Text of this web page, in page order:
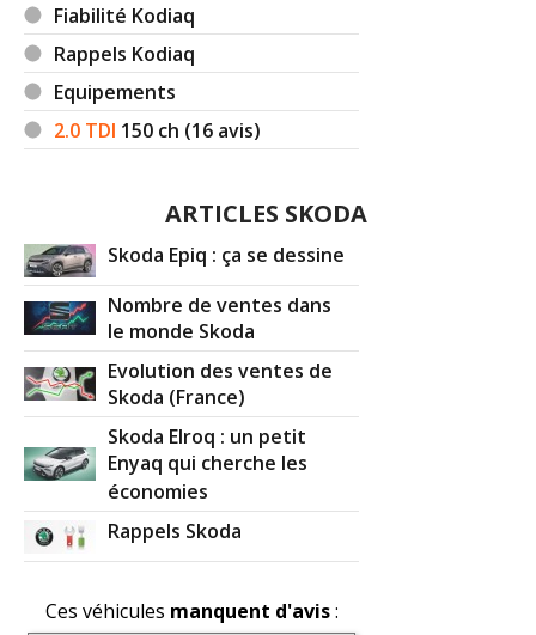
Fiabilité Kodiaq
Rappels Kodiaq
Equipements
2.0 TDI 150 ch (16 avis)
ARTICLES SKODA
Skoda Epiq : ça se dessine
Nombre de ventes dans
le monde Skoda
Evolution des ventes de
Skoda (France)
Skoda Elroq : un petit
Enyaq qui cherche les
économies
Rappels Skoda
Ces véhicules manquent d'avis: